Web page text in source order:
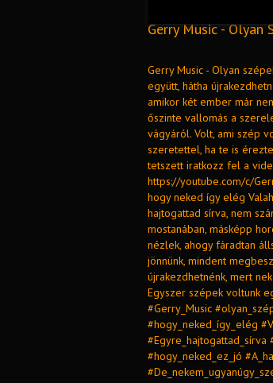
Gerry Music - Olyan
Gerry Music - Olyan
együtt, hátha
amikor két ember már
őszinte vallomás a
vágyáról. Volt, ami szép
szeretettel, ha te is
tetszett iratkozz fel a
https://youtube.com/c/
hogy neked így elég
hajtogattad sírva, nem
mostanában, másképp
nézlek, ahogy fáradtan
jönnünk, mindent
újrakezdhetnénk, mert
Egyszer szépek voltunk
#Gerry_Music
#hogy_neked_így_elég
#Egyre_hajtogattad_sírva
#hogy_neked_ez_jó